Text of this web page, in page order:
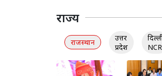
राज्य
राजस्थान
उत्तर
प्रदेश
NCR